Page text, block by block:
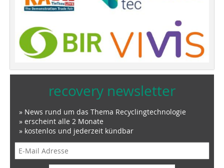
recovery newsletter
» News rund um das Thema Recyclingtechnologie
» erscheint alle 2 Monate
» kostenlos und jederzeit kündbar